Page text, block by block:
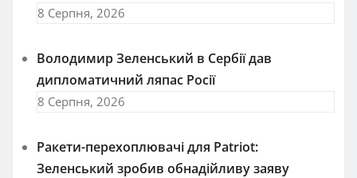
8 Серпня, 2026
Володимир Зеленський в Сербії дав
дипломатичний ляпас Росії
8 Серпня, 2026
Ракети-перехоплювачі для Patriot:
Зеленський зробив обнадійливу заяву